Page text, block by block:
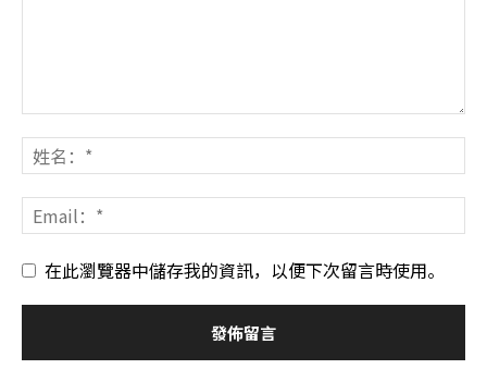
在此瀏覽器中儲存我的資訊，以便下次留言時使用。